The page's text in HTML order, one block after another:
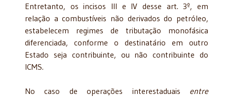
Entretanto, os incisos III e IV desse art. 3º, em
relação a combustíveis não derivados do petróleo,
estabelecem regimes de tributação monofásica
diferenciada, conforme o destinatário em outro
Estado seja contribuinte, ou não contribuinte do
ICMS.
No caso de operações interestaduais entre